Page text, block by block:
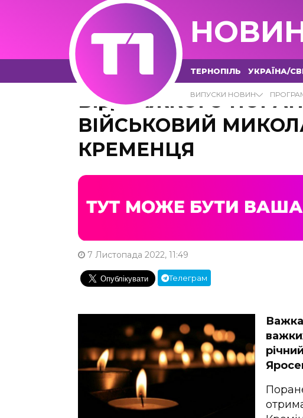
ТЕРНОПІЛЬ УКРАЇНА/
ВИПУСКИ НОВИН
ВІД ВАЖКОГО
ВІЙСЬКОВИЙ
КРЕМЕНЦЯ
7 Листопада 2022, 11:49
Телеграм